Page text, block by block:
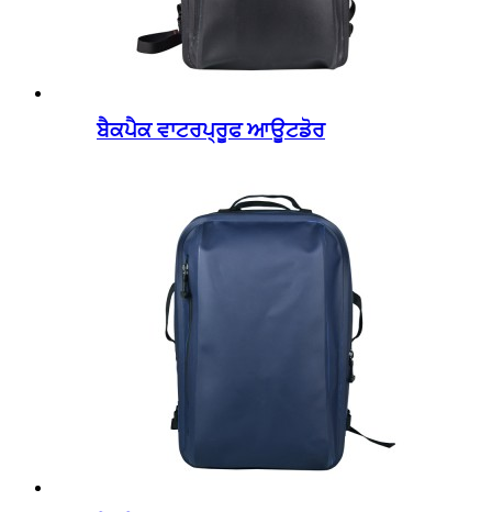
ਬੈਕਪੈਕ ਵਾਟਰਪ੍ਰੂਫ ਆਊਟਡੋਰ